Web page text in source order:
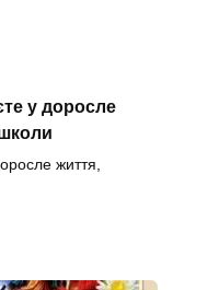
у доросле
життя,